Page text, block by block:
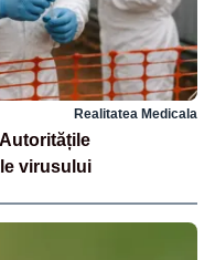
Realitatea Medicala
virusului